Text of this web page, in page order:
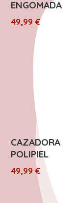
ENGOMADA
49,99€
CAZADORA
POLIPIEL
49,99€